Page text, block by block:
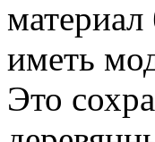
иметь
Это